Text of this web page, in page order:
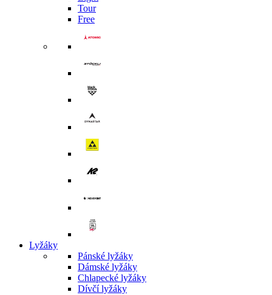
Tour
Free
Lyžáky
Pánské lyžáky
Dámské lyžáky
Chlapecké lyžáky
Dívčí lyžáky